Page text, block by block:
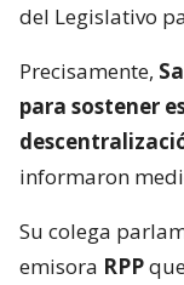
del Legislativo
Precisamente,
para sostener
informaron
Su colega
emisora RPP